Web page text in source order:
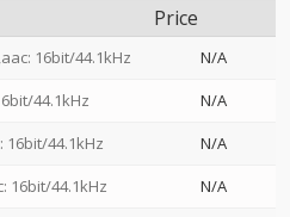
Price
16bit/44.1kHz
N/A
44.1kHz
N/A
16bit/44.1kHz
N/A
16bit/44.1kHz
N/A